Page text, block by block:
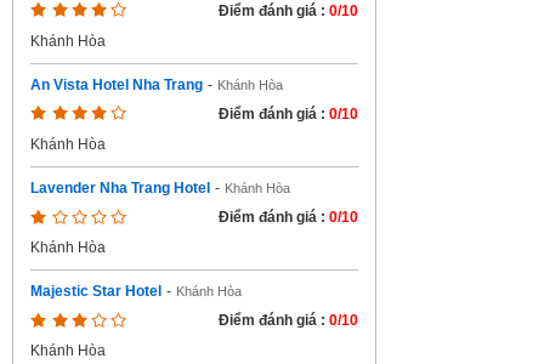
Điểm đánh giá : 0/10
Khánh Hòa
An Vista Hotel Nha Trang - Khánh Hòa
Điểm đánh giá : 0/10
Khánh Hòa
Lavender Nha Trang Hotel - Khánh Hòa
Điểm đánh giá : 0/10
Khánh Hòa
Majestic Star Hotel - Khánh Hòa
Điểm đánh giá : 0/10
Khánh Hòa